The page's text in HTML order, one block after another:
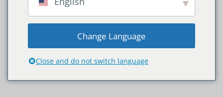
Produkte verschlagwortet mit „Trappenhuizen“
Change Language
Close and do not switch language